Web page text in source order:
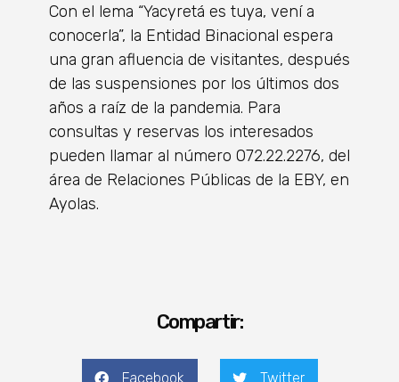
Con el lema “Yacyretá es tuya, vení a
conocerla”, la Entidad Binacional espera
una gran afluencia de visitantes, después
de las suspensiones por los últimos dos
años a raíz de la pandemia. Para
consultas y reservas los interesados
pueden llamar al número 072.22.2276, del
área de Relaciones Públicas de la EBY, en
Ayolas.
Compartir:
Facebook Twitter